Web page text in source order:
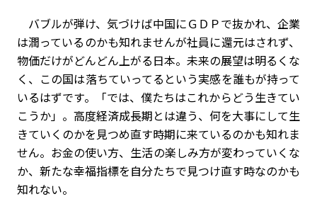
バブルが弾け、気づけば中国にＧＤＰで抜かれ、企業
は潤っているのかも知れませんが社員に還元はされず、
物価だけがどんどん上がる日本。未来の展望は明るくな
く、この国は落ちていってるという実感を誰もが持って
いるはずです。「では、僕たちはこれからどう生きてい
こうか」。高度経済成長期とは違う、何を大事にして生
きていくのかを見つめ直す時期に来ているのかも知れま
せん。お金の使い方、生活の楽しみ方が変わっていくな
か、新たな幸福指標を自分たちで見つけ直す時なのかも
知れない。